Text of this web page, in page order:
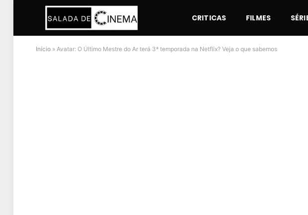
CRITICAS FILMES
Início » Avatar: O Último Mestre do Ar terá 3ª temporada na Netflix? Veja o que sabemos